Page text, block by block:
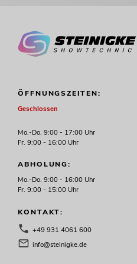
ÖFFNUNGSZEITEN:
Geschlossen
Mo.-Do. 9:00 - 17:00 Uhr
Fr. 9:00 - 16:00 Uhr
ABHOLUNG:
Mo.-Do. 9:00 - 16:00 Uhr
Fr. 9:00 - 15:00 Uhr
KONTAKT:
+49 931 4061 600
info@steinigke.de